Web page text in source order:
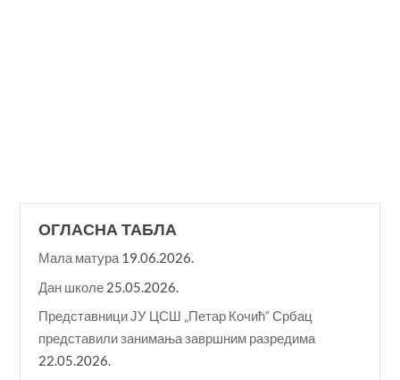
ОГЛАСНА ТАБЛА
Мала матура 19.06.2026.
Дан школе 25.05.2026.
Представници ЈУ ЦСШ „Петар Кочић“ Србац
представили занимања завршним разредима
22.05.2026.